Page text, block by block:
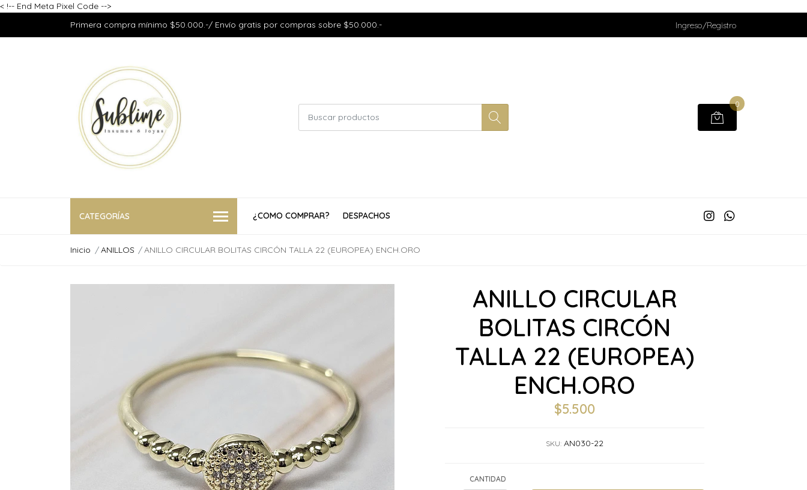
< !-- End Meta Pixel Code -->
Primera compra mínimo $50.000.-/ Envío gratis por compras sobre $50.000.-
Ingreso/Registro
0
CATEGORÍAS ¿COMO COMPRAR? DESPACHOS
Inicio ANILLOS ANILLO CIRCULAR BOLITAS CIRCÓN TALLA 22 (EUROPEA) ENCH.ORO
ANILLO CIRCULAR
BOLITAS CIRCÓN
TALLA 22 (EUROPEA)
ENCH.ORO
$5.500
SKU: AN030-22
CANTIDAD